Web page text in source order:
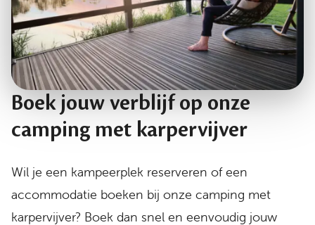
Boek jouw verblijf op onze
camping met karpervijver
Wil je een kampeerplek reserveren of een
accommodatie boeken bij onze camping met
karpervijver? Boek dan snel en eenvoudig jouw